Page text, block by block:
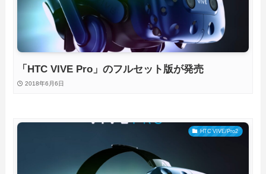
「HTC VIVE Pro」のフルセット版が発売
2018年6月6日
HTC VIVE/Pro2